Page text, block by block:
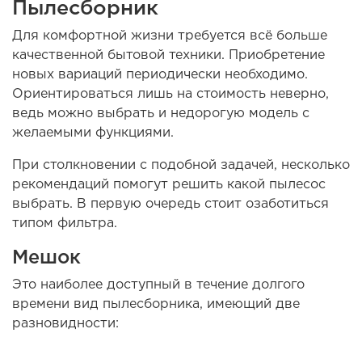
Пылесборник
Для комфортной жизни требуется всё больше
качественной бытовой техники. Приобретение
новых вариаций периодически необходимо.
Ориентироваться лишь на стоимость неверно,
ведь можно выбрать и недорогую модель с
желаемыми функциями.
При столкновении с подобной задачей, несколько
рекомендаций помогут решить какой пылесос
выбрать. В первую очередь стоит озаботиться
типом фильтра.
Мешок
Это наиболее доступный в течение долгого
времени вид пылесборника, имеющий две
разновидности: